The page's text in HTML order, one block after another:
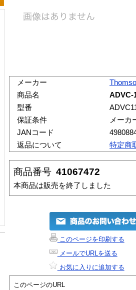
メーカー
商品名
ADVC-
型番
保証条件
メーカ
JANコード
返品について
特定商
商品番号 41067472
本商品は販売を終了しました
このページを印刷する
メールでURLを送る
お気に入りに追加する
このページのURL